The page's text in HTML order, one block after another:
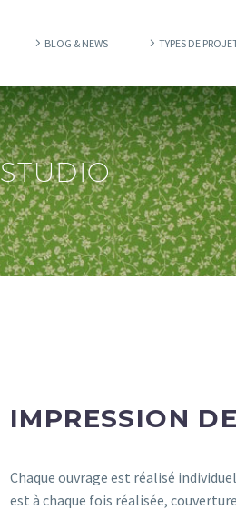
BLOG & NEWS TYPES DE
STUDIO
IMPRESSION
Chaque ouvrage est réalisé
est à chaque fois réalisée,